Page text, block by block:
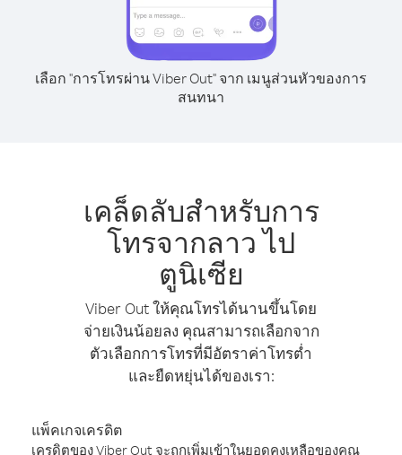
เลือก "การโทรผ่าน Viber Out" จาก เมนูส่วนหัวของการ
สนทนา
เคล็ดลับสำหรับการ
โทรจากลาว ไป
ตูนิเซีย
Viber Out ให้คุณโทรได้นานขึ้นโดย
จ่ายเงินน้อยลง คุณสามารถเลือกจาก
ตัวเลือกการโทรที่มีอัตราค่าโทรต่ำ
และยืดหยุ่นได้ของเรา:
แพ็คเกจเครดิต
เครดิตของ Viber Out จะถูกเพิ่มเข้าในยอดคงเหลือของคุณ